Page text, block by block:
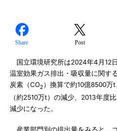
Share Post
国立環境研究所は2024年4月12
温室効果ガス排出・吸収量に関す
炭素（CO2 ）換算で約10億8500万
（約2510万t）の減少、2013年度
減少になった。
産業部門別の排出量をみると、